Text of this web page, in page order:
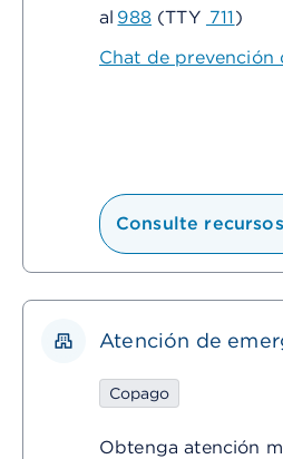
al 988(TTY 711)
Chat de prevención
Consulte
Atención de
Copago
Obtenga atención